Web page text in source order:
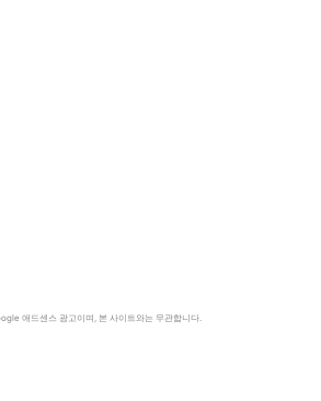
애드센스 광고이며, 본 사이트와는 무관합니다.